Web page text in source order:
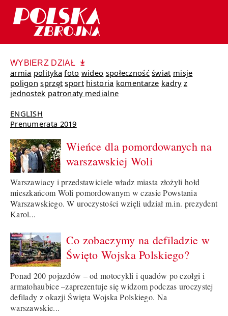
WYBIERZ DZIAŁ
armia polityka foto wideo społeczność świat misje
poligon sprzęt sport historia komentarze kadry z
jednostek patronaty medialne
ENGLISH
Prenumerata 2019
Wieńce dla pomordowanych na
warszawskiej Woli
Warszawiacy i przedstawiciele władz miasta złożyli hołd
mieszkańcom Woli pomordowanym w czasie Powstania
Warszawskiego. W uroczystości wzięli udział m.in. prezydent
Karol...
Co zobaczymy na defiladzie w
Święto Wojska Polskiego?
Ponad 200 pojazdów – od motocykli i quadów po czołgi i
armatohaubice –zaprezentuje się widzom podczas uroczystej
defilady z okazji Święta Wojska Polskiego. Na
warszawskie...